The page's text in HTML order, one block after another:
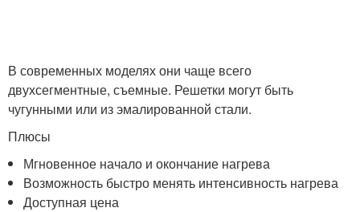
В современных моделях они чаще всего
двухсегментные, съемные. Решетки могут быть
чугунными или из эмалированной стали.
Плюсы
Мгновенное начало и окончание нагрева
Возможность быстро менять интенсивность нагрева
Доступная цена